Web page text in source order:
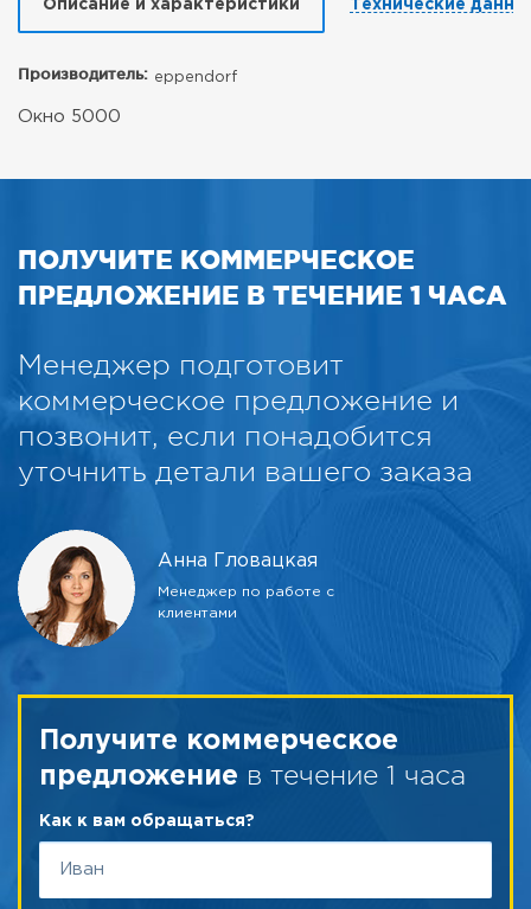
Описание и характеристики Технические
Производитель: eppendorf
Окно 5000
ПОЛУЧИТЕ КОММЕРЧЕСКОЕ
ПРЕДЛОЖЕНИЕ В ТЕЧЕНИЕ 1 ЧАСА
Менеджер подготовит
коммерческое предложение и
позвонит, если понадобится
уточнить детали вашего заказа
Анна Гловацкая
Менеджер по работе с
клиентами
Получите коммерческое
предложение в течение 1 часа
Как к вам обращаться?